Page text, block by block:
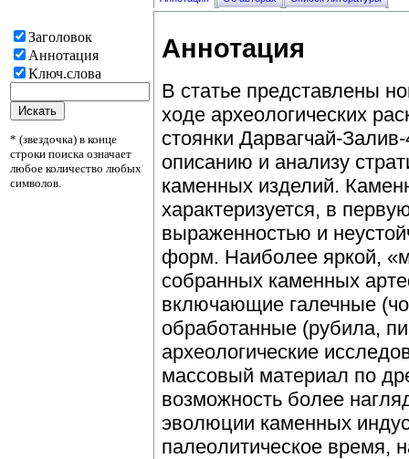
Заголовок
Аннотация
Ключ.слова
* (звездочка) в конце
строки поиска означает
любое количество любых
символов.
Аннотация
В статье представлены
ходе археологических
стоянки Дарвагчай-
описанию и анализу
каменных изделий.
характеризуется, в
выраженностью и
форм. Наиболее яркой,
собранных каменных
включающие галечные
обработанные (рубила,
археологические
массовый материал по
возможность более
эволюции каменных
палеолитическое время,